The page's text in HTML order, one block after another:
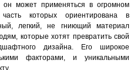
он может применяться в огромном
которых ориентирована в
легкий, не гниющий материал
которые хотят превратить свой
дизайна. Его широкое
факторами, и уникальными